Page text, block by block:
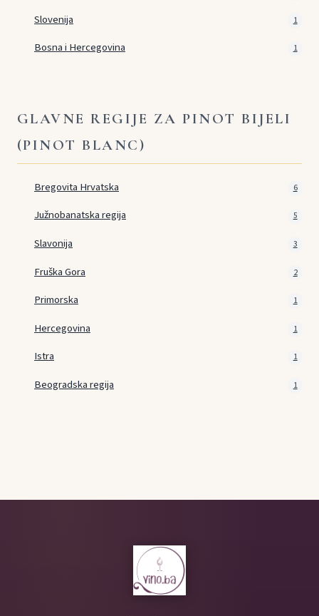
Slovenija 1
Bosna i Hercegovina 1
GLAVNE REGIJE ZA PINOT BIJELI
(PINOT BLANC)
Bregovita Hrvatska 6
Južnobanatska regija 5
Slavonija 3
Fruška Gora 2
Primorska 1
Hercegovina 1
Istra 1
Beogradska regija 1